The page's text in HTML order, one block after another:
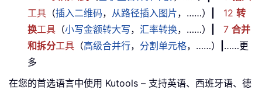
工具 （插入二维码， 从路径插入图片，……） 12 转
换工具 （小写金额转大写， 汇率转换，……） 7 合并
和拆分工具 （高级合并行， 分割单元格，……）
……更
多
在您的首选语言中使用 Kutools – 支持英语、西班牙语、德